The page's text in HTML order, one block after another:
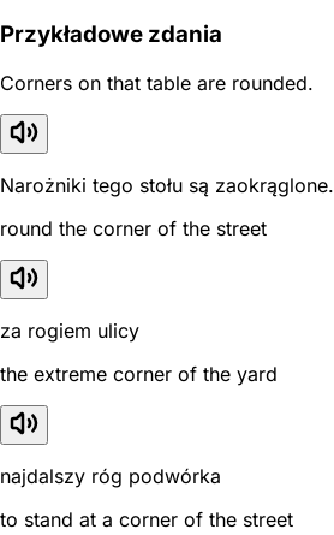
Przykładowe zdania
Corners on that table are rounded.
Narożniki tego stołu są zaokrąglone.
round the corner of the street
za rogiem ulicy
the extreme corner of the yard
najdalszy róg podwórka
to stand at a corner of the street